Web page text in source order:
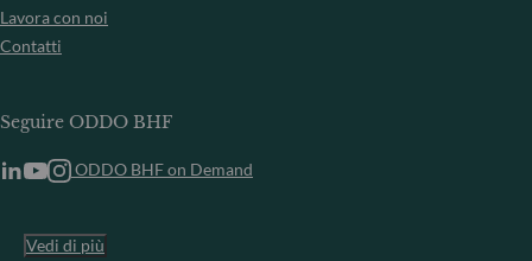
Lavora con noi
Contatti
Seguire ODDO BHF
ODDO BHF on Demand
Vedi di più